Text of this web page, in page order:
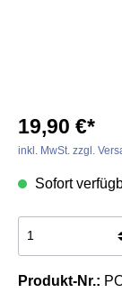
19,90 €*
inkl. MwSt. zzgl.
Sofort
Produkt-Nr.: